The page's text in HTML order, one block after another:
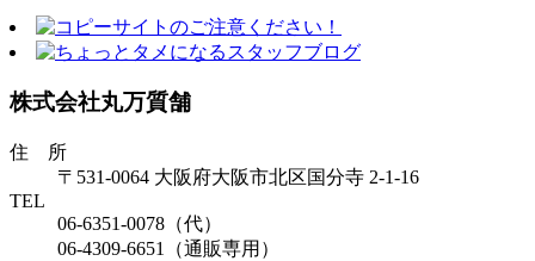
株式会社丸万質舗
住 所
〒531-0064 大阪府大阪市北区国分寺 2-1-16
TEL
06-6351-0078（代）
06-4309-6651（通販専用）